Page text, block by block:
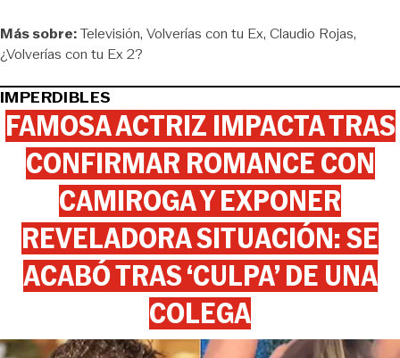
Más sobre:Televisión Volverías con tu Ex Claudio Rojas
¿Volverías con tu Ex 2?
IMPERDIBLES
FAMOSA ACTRIZ IMPACTA TRAS
CONFIRMAR ROMANCE CON
CAMIROGA Y EXPONER
REVELADORA SITUACIÓN: SE
ACABÓ TRAS ‘CULPA’ DE UNA
COLEGA